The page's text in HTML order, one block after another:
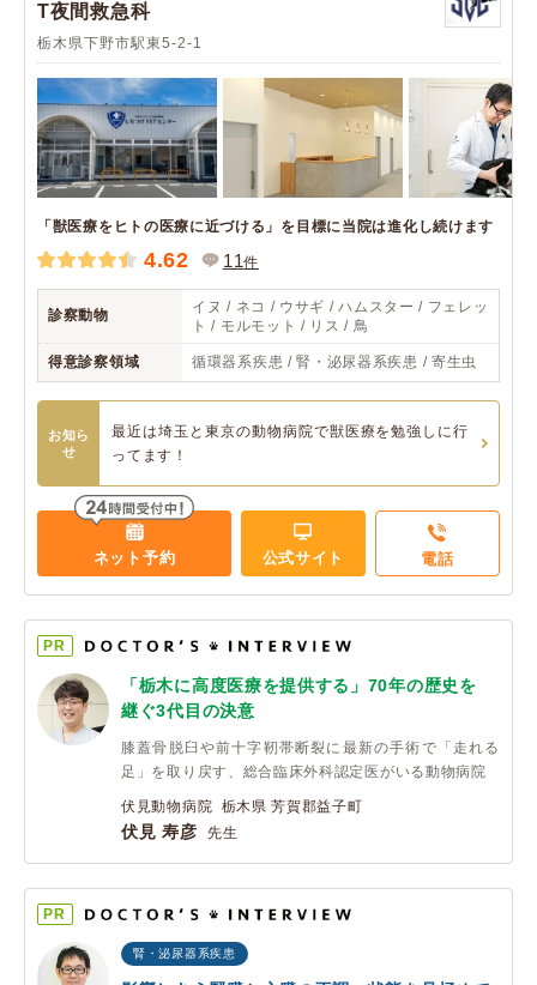
T夜間救急科
栃木県下野市駅東5-2-1
「獣医療をヒトの医療に近づける」を目標に当院は進化し続けます
4.62 11件
診察動物
イヌ / ネコ / ウサギ / ハムスター / フェレッ
ト / モルモット / リス / 鳥
得意診察領域 循環器系疾患 / 腎・泌尿器系疾患 / 寄生虫
お知ら
せ
最近は埼玉と東京の動物病院で獣医療を勉強しに行
ってます！
ネット予約 公式サイト 電話
PR
「栃木に高度医療を提供する」70年の歴史を
継ぐ3代目の決意
膝蓋骨脱臼や前十字靭帯断裂に最新の手術で「走れる
足」を取り戻す、総合臨床外科認定医がいる動物病院
伏見動物病院 栃木県 芳賀郡益子町
伏見 寿彦 先生
PR
腎・泌尿器系疾患